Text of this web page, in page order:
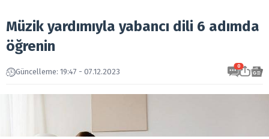
Müzik yardımıyla yabancı dili 6 adımda
öğrenin
Güncelleme: 19:47 - 07.12.2023
0